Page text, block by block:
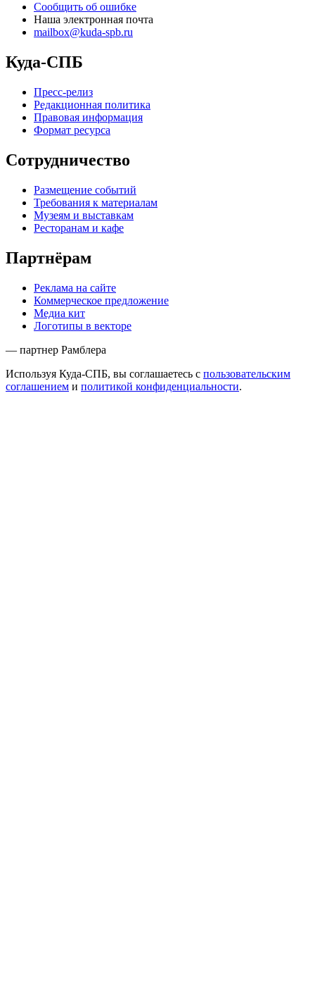
Сообщить об ошибке
Наша электронная почта
mailbox@kuda-spb.ru
Куда-СПБ
Пресс-релиз
Редакционная политика
Правовая информация
Формат ресурса
Сотрудничество
Размещение событий
Требования к материалам
Музеям и выставкам
Ресторанам и кафе
Партнёрам
Реклама на сайте
Коммерческое предложение
Медиа кит
Логотипы в векторе
— партнер Рамблера
Используя Куда-СПБ, вы соглашаетесь с пользовательским
соглашением и политикой конфиденциальности.